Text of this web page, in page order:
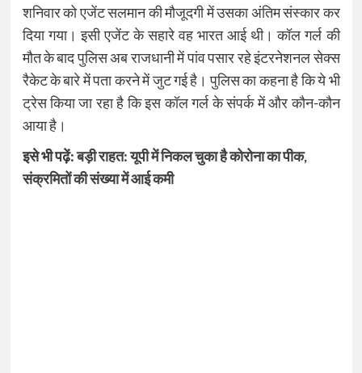
शनिवार को एजेंट सलमान की मौजूदगी में उसका अंतिम संस्कार कर
दिया गया। इसी एजेंट के सहारे वह भारत आई थी। कॉल गर्ल की
मौत के बाद पुलिस अब राजधानी में पांव पसार रहे इंटरनेशनल सेक्स
रैकेट के बारे में पता करने में जुट गई है। पुलिस का कहना है कि ये भी
ट्रेस किया जा रहा है कि इस कॉल गर्ल के संपर्क में और कौन-कौन
आया है।
इसे भी पढ़ें:बड़ी राहत: यूपी में निकल चुका है कोरोना का पीक,
संक्रमितों की संख्या में आई कमी